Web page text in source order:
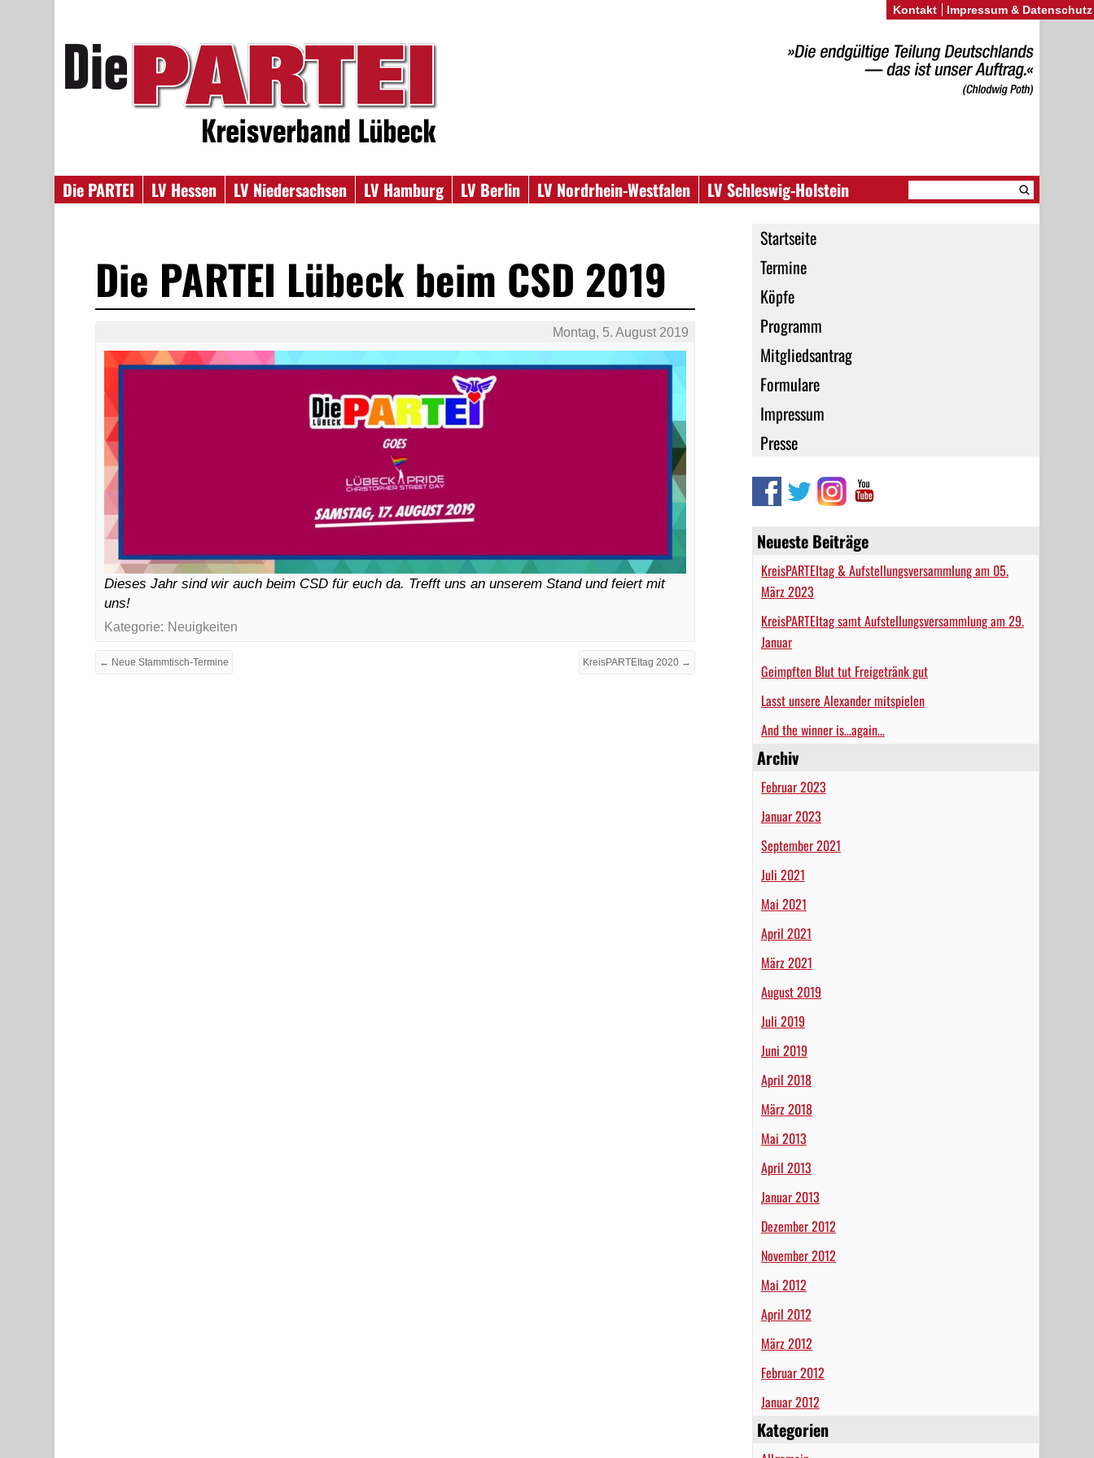
Die PARTEI LV Hessen LV Niedersachsen LV Hamburg LV Berlin LV Nordrhein-Westfalen
LV Schleswig-Holstein
Startseite
Termine
Köpfe
Programm
Mitgliedsantrag
Formulare
Impressum
Presse
Neueste Beiträge
KreisPARTEItag & Aufstellungsversammlung am 05.
März 2023
KreisPARTEItag samt Aufstellungsversammlung am 29.
Januar
Geimpften Blut tut Freigetränk gut
Lasst unsere Alexander mitspielen
And the winner is…again…
Archiv
Februar 2023
Januar 2023
September 2021
Juli 2021
Mai 2021
April 2021
März 2021
August 2019
Juli 2019
Juni 2019
April 2018
März 2018
Mai 2013
April 2013
Januar 2013
Dezember 2012
November 2012
Mai 2012
April 2012
März 2012
Februar 2012
Januar 2012
Kategorien
Die PARTEI Lübeck beim CSD 2019
Montag, 5. August 2019
Dieses Jahr sind wir auch beim CSD für euch da. Trefft uns an unserem Stand und feiert mit
uns!
Kategorie: Neuigkeiten
← Neue Stammtisch-Termine KreisPARTEItag 2020 →
Kontakt Impressum & Datenschutz